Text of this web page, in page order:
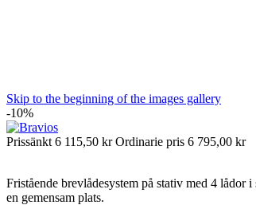
Skip to the beginning of the images gallery
-10%
Prissänkt 6 115,50 kr Ordinarie pris 6 795,00 kr
Fristående brevlådesystem på stativ med 4
en gemensam plats.